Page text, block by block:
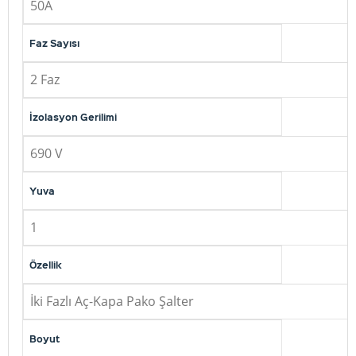
50A
Faz Sayısı
2 Faz
İzolasyon Gerilimi
690 V
Yuva
1
Özellik
İki Fazlı Aç-Kapa Pako Şalter
Boyut